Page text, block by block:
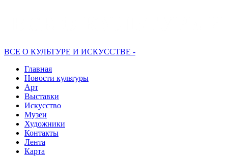
ВСЕ О КУЛЬТУРЕ И ИСКУССТВЕ -
Главная
Новости культуры
Арт
Выставки
Искусство
Музеи
Художники
Контакты
Лента
Карта